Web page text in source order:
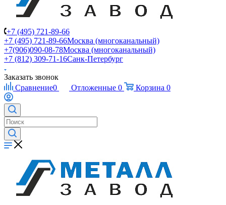
+7 (495) 721-89-66
+7 (495) 721-89-66Москва (многоканальный)
+7(906)090-08-78Москва (многоканальный)
+7 (812) 309-71-16Санк-Петербург
Заказать звонок
Сравнение0 Отложенные 0 Корзина 0